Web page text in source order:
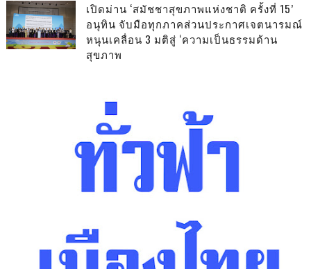
เปิดม่าน ‘สมัชชาสุขภาพแห่งชาติ ครั้งที่ 15’
อนุทิน จับมือทุกภาคส่วนประกาศเจตนารมณ์
หนุนเคลื่อน 3 มติสู่ ‘ความเป็นธรรมด้าน
สุขภาพ